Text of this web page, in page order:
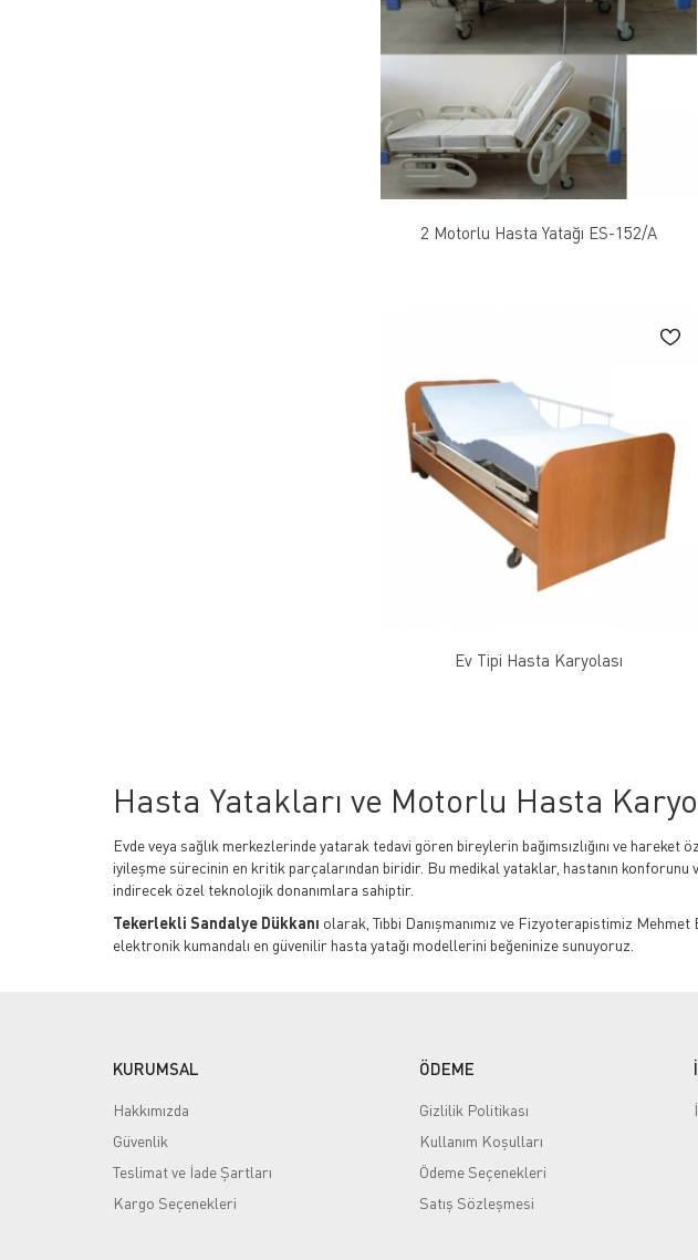
2 Motorlu Hasta Yatağı ES-152/A
Ev Tipi Hasta Karyolası
Hasta Yatakları ve Motorlu Hasta
Evde veya sağlık merkezlerinde yatarak tedavi gören bireylerin bağımsızlığını ve
iyileşme sürecinin en kritik parçalarından biridir. Bu medikal yataklar, hastanın
indirecek özel teknolojik donanımlara sahiptir.
Tekerlekli Sandalye Dükkanı olarak, Tıbbi Danışmanımız ve Fizyoterapistimiz
elektronik kumandalı en güvenilir hasta yatağı modellerini beğeninize sunuyoruz.
Motor Kapasitesi ve Kullanım Kolaylığı:Elektrikli motor sistemi sayesinde (2, 3
Modülerlik ve Güvenlik:
İhtiyaç duyulduğunda kolayca takılıp çıkarılabilen
Tasarım (Ev Tipi / Hastane Tipi):
Yatağın, kullanıldığı odanın psikolojik
arasından hastanın motivasyonunu artıracak seçimler yapılabilir.
Boyut ve Taşıma Kapasitesi:
Yatağın iç ölçüleri ve taşıma kapasitesi hastanın
KURUMSAL
Hakkımızda
Güvenlik
Teslimat ve İade Şartları
Kargo Seçenekleri
ÖDEME
Gizlilik Politikası
Kullanım Koşulları
Ödeme Seçenekleri
Satış Sözleşmesi